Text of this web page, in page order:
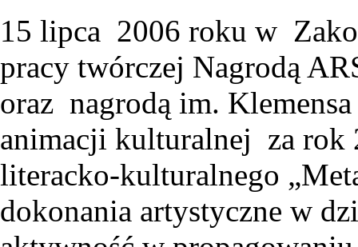
15 lipca 2006 roku w
pracy twórczej Nagrodą
oraz nagrodą im.
animacji kulturalnej za rok
literacko-kulturalnego
dokonania artystyczne w